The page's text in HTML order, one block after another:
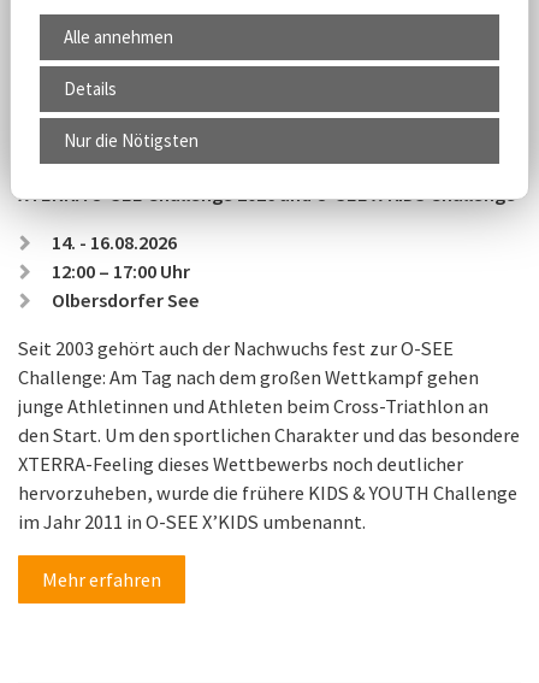
XTERRA O-SEE Challenge 2026 und O-SEE X'KIDS Challenge
14. - 16.08.2026
12:00 – 17:00 Uhr
Olbersdorfer See
Seit 2003 gehört auch der Nachwuchs fest zur O-SEE
Challenge: Am Tag nach dem großen Wettkampf gehen
junge Athletinnen und Athleten beim Cross-Triathlon an
den Start. Um den sportlichen Charakter und das besondere
XTERRA-Feeling dieses Wettbewerbs noch deutlicher
hervorzuheben, wurde die frühere KIDS & YOUTH Challenge
im Jahr 2011 in O-SEE X’KIDS umbenannt.
Mehr erfahren
Alle annehmen
Details
Nur die Nötigsten